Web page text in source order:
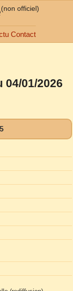
(non officiel)
Contact
04/01/2026